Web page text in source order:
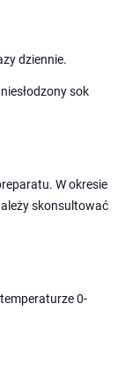
dziennie.
sok
W okresie
skonsultować
0-